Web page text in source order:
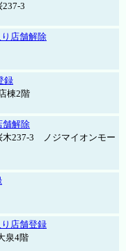
3
店舗解除
録
棟2階
舗解除
木237-3 ノジマイオンモー
店舗登録
泉4階